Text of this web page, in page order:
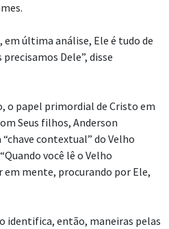
em última análise, Ele é tudo de
Dele”, disse
o papel primordial de Cristo em
Seus filhos, Anderson
contextual” do Velho
você lê o Velho
mente, procurando por Ele,
identifica, então, maneiras pelas